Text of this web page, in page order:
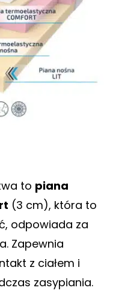
to piana
(3 cm), która to
odpowiada za
Zapewnia
z ciałem i
zasypiania.